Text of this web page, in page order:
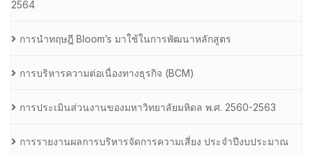
2564
การนำทฤษฎี Bloom’s มาใช้ในการพัฒนาหลักสูตร
การบริหารความต่อเนื่องทางธุรกิจ (BCM)
การประเมินส่วนงานของมหาวิทยาลัยมหิดล พ.ศ. 2560-2563
การรายงานผลการบริหารจัดการความเสี่ยง ประจำปีงบประมาณ